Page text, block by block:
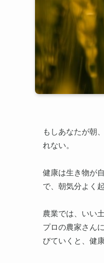
もしあなたが朝
れない。
健康は生き物が
で、朝気分よく
農業では、いい
プロの農家さん
びていくと、健